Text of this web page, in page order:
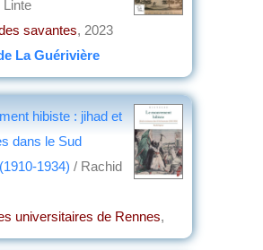
Linte
savantes, 2023
La Guérivière
hibiste : jihad et
dans le Sud
1934) / Rachid
universitaires de Rennes,